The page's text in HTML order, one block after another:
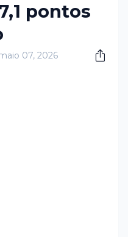
pontos
07, 2026